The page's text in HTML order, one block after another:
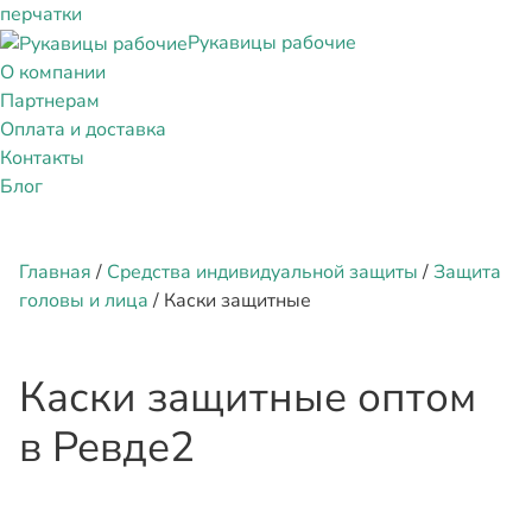
перчатки
Рукавицы рабочие
О компании
Партнерам
Оплата и доставка
Контакты
Блог
Главная/ Средства индивидуальной защиты/Защита
головы и лица/ Каски защитные
Каски защитные оптом
в Ревде2